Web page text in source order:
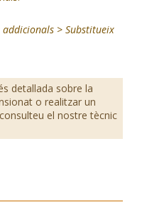
addicionals > Substitueix
detallada sobre la
o realitzar un
el nostre tècnic